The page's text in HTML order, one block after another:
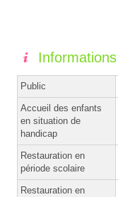
Informations
Public
Accueil des enfants
en situation de
handicap
Restauration en
période scolaire
Restauration en